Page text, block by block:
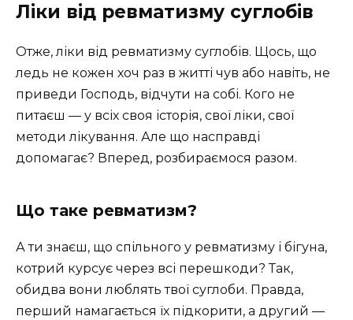
Ліки від ревматизму суглобів
Отже, ліки від ревматизму суглобів. Щось, що
ледь не кожен хоч раз в житті чув або навіть, не
приведи Господь, відчути на собі. Кого не
питаєш — у всіх своя історія, свої ліки, свої
методи лікування. Але що насправді
допомагає? Вперед, розбираємося разом.
Що таке ревматизм?
А ти знаєш, що спільного у ревматизму і бігуна,
котрий курсує через всі перешкоди? Так,
обидва вони люблять твої суглоби. Правда,
перший намагається їх підкорити, а другий —